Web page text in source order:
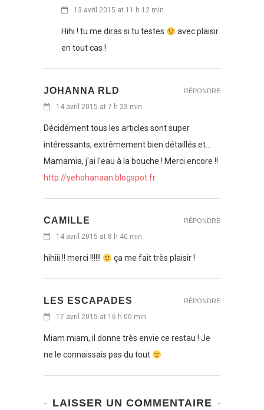
13 avril 2015 at 11 h 12 min
Hihi ! tu me diras si tu testes
avec plaisir
en tout cas !
JOHANNA RLD
14 avril 2015 at 7 h 23 min
Décidément tous les articles sont super
intéressants, extrêmement bien détaillés et…
Mamamia, j'ai l'eau à la bouche ! Merci encore !!
http://yehohanaan.blogspot.fr
RÉPONDRE
CAMILLE
14 avril 2015 at 8 h 40 min
hihiii !! merci !!!!!! ça me fait très plaisir !
RÉPONDRE
LES ESCAPADES
17 avril 2015 at 16 h 00 min
Miam miam, il donne très envie ce restau ! Je
ne le connaissais pas du tout
RÉPONDRE
LAISSER UN COMMENTAIRE